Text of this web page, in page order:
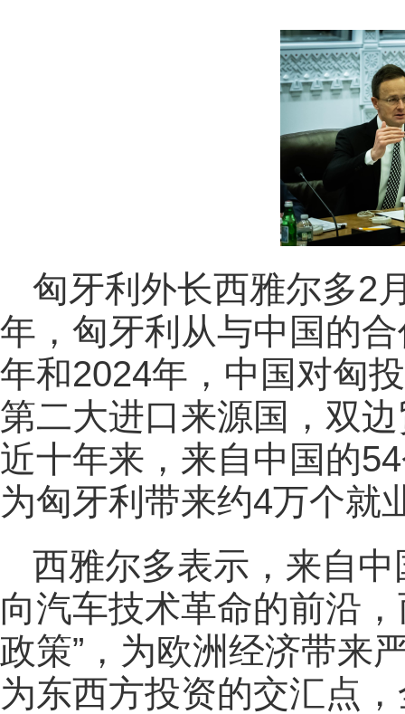
匈牙利外长西雅尔多2
年，匈牙利从与中国的
年和2024年，中国对匈
第二大进口来源国，双
近十年来，来自中国的
为匈牙利带来约4万个就
西雅尔多表示，来自
向汽车技术革命的前沿
政策”，为欧洲经济带来
为东西方投资的交汇点